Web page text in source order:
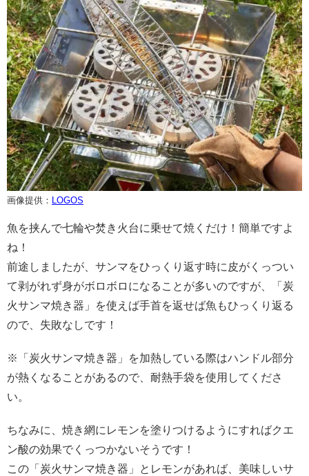
画像提供： LOGOS
魚を挟んで七輪や焚き火台に乗せて焼くだけ！簡単ですよ
ね！
前途しましたが、サンマをひっくり返す時に皮がくっつい
て剥がれず身がボロボロになることが多いのですが、「炭
火サンマ焼き器」を使えば手首を返せば魚もひっくり返る
ので、失敗なしです！
※「炭火サンマ焼き器」を加熱している際はハンドル部分
が熱くなることがあるので、耐熱手袋を使用してくださ
い。
ちなみに、焼き網にレモンを塗りつけるようにすればクエ
ン酸の効果でくっつかないそうです！
この「炭火サンマ焼き器」とレモンがあれば、美味しいサ